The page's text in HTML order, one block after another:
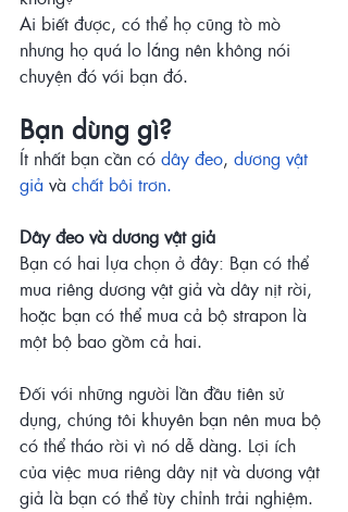
Ai biết được, có thể họ cũng tò mò
nhưng họ quá lo lắng nên không nói
chuyện đó với bạn đó.
Bạn dùng gì?
Ít nhất bạn cần có dây đeo, dương vật
giả và chất bôi trơn.
Dây đeo và dương vật giả
Bạn có hai lựa chọn ở đây: Bạn có thể
mua riêng dương vật giả và dây nịt rời,
hoặc bạn có thể mua cả bộ strapon là
một bộ bao gồm cả hai.
Đối với những người lần đầu tiên sử
dụng, chúng tôi khuyên bạn nên mua bộ
có thể tháo rời vì nó dễ dàng. Lợi ích
của việc mua riêng dây nịt và dương vật
giả là bạn có thể tùy chỉnh trải nghiệm.